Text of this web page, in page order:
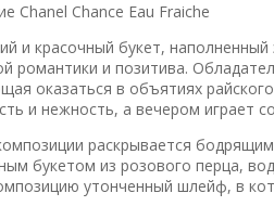
Chanel Chance Eau Fraiche
и красочный букет,
романтики и позитива.
оказаться в объятиях
и нежность, а вечером играет
раскрывается
букетом из розового перца,
утонченный шлейф, в